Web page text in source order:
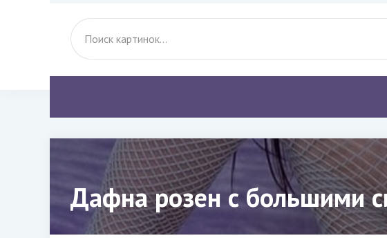
Дафна розен с большими